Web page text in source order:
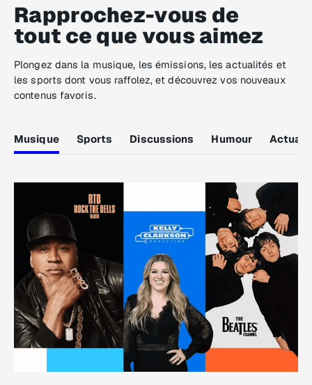
Rapprochez-vous de
tout ce que vous aimez
Plongez dans la musique, les émissions, les actualités et
les sports dont vous raffolez, et découvrez vos nouveaux
contenus favoris.
Musique Sports Discussions Humour